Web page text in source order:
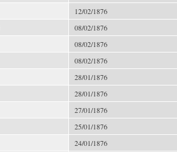
12/02/1876
08/02/1876
08/02/1876
08/02/1876
28/01/1876
28/01/1876
27/01/1876
25/01/1876
24/01/1876